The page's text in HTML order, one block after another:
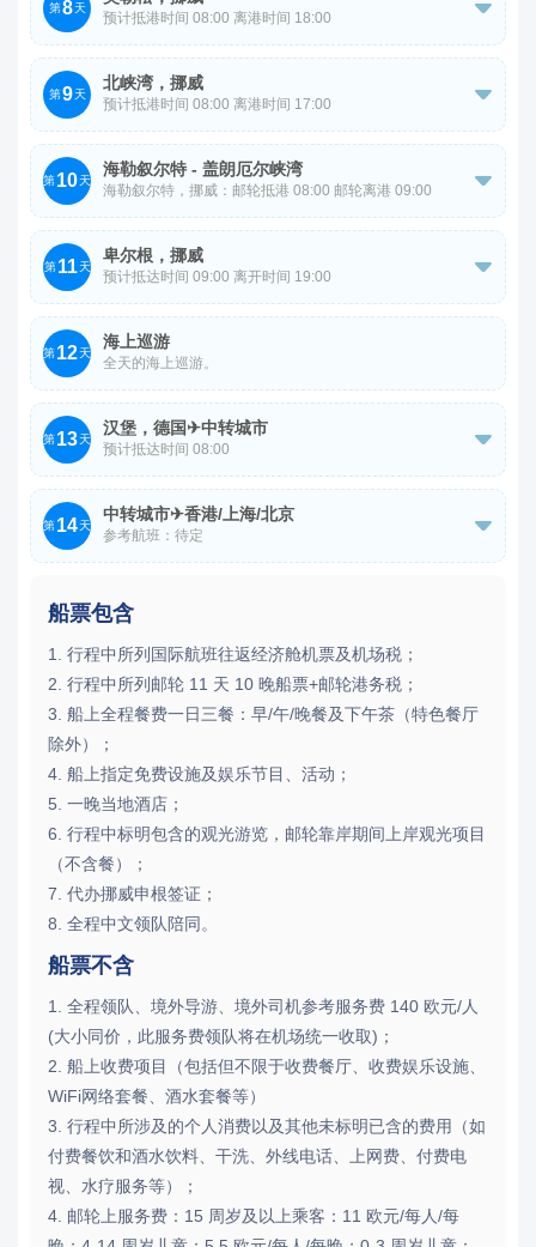
第8天
预计抵港时间 08:00 离港时间 18:00

午餐后跟随领队前往游览海滨小镇【奥勒松Alesund】，参
观【露天博物馆】，外观城西的【奥勒松教堂】。
温馨提示：今天全天徒步旅行，贵宾需根据自身情况量力而
为。
第9天
北峡湾，挪威
预计抵港时间 08:00 离港时间 17:00

抵达【Nos观景台】俯瞰周围的山峰和山谷，后前往【斯特
林小镇Stryn】，游毕沿着欧洲最深的湖泊【霍宁达尔湖
HomnindalLake】行驶。
第10天
海勒叙尔特 - 盖朗厄尔峡湾
海勒叙尔特，挪威：邮轮抵港 08:00 邮轮离港 09:00

盖朗厄尔峡湾，挪威：邮轮抵港 11:00 邮轮离港 18:00
跟随领队乘车前往挪威景观公路之一“老鹰之路”，抵达观景
台【老鹰之翼观景台】。
第 11天
卑尔根，挪威
预计抵达时间 09:00 离开时间 19:00

前往【布吕根古城】，游览【霍肯松王行宫】、【罗真库朗
茨塔】。
第12天
海上巡游
全天的海上巡游。
第13天
汉堡，德国✈中转城市
预计抵达时间 08:00

参考航班：待定
邮轮早上抵达码头，办理离船手续，全天自由活动，于指定
时间集合乘专车送往机场，办理行李托运及退税手续，经伊
斯坦布尔转机返回中国。
第14天
中转城市✈香港/上海/北京
参考航班：待定

船票包含
1. 行程中所列国际航班往返经济舱机票及机场税；
2. 行程中所列邮轮 11 天 10 晚船票+邮轮港务税；
3. 船上全程餐费一日三餐：早/午/晚餐及下午茶（特色餐厅
除外）；
4. 船上指定免费设施及娱乐节目、活动；
5. 一晚当地酒店；
6. 行程中标明包含的观光游览，邮轮靠岸期间上岸观光项目
（不含餐）；
7. 代办挪威申根签证；
8. 全程中文领队陪同。
船票不含
1. 全程领队、境外导游、境外司机参考服务费 140 欧元/人
(大小同价，此服务费领队将在机场统一收取)；
2. 船上收费项目（包括但不限于收费餐厅、收费娱乐设施、
WiFi网络套餐、酒水套餐等）
3. 行程中所涉及的个人消费以及其他未标明已含的费用（如
付费餐饮和酒水饮料、干洗、外线电话、上网费、付费电
视、水疗服务等）；
4. 邮轮上服务费：15 周岁及以上乘客：11 欧元/每人/每